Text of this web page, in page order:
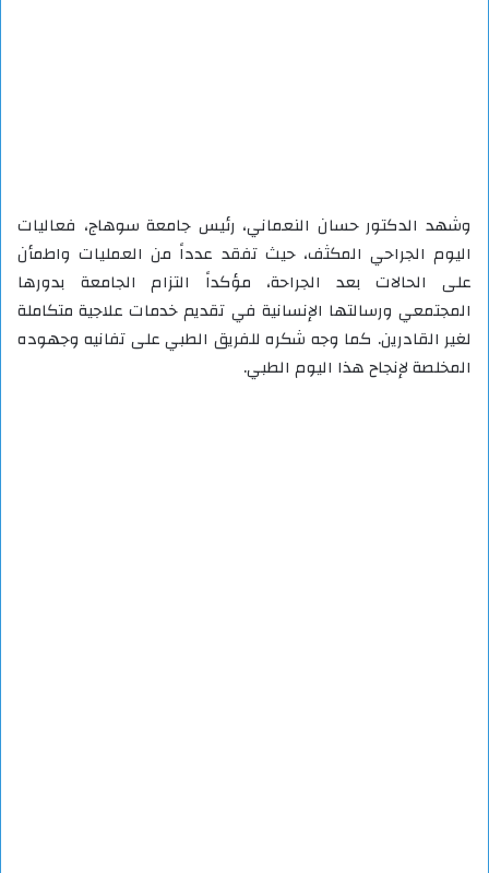
وشهد الدكتور حسان النعماني، رئيس جامعة سوهاج، فعاليات
اليوم الجراحي المكثف، حيث تفقد عدداً من العمليات واطمأن
على الحالات بعد الجراحة، مؤكداً التزام الجامعة بدورها
المجتمعي ورسالتها الإنسانية في تقديم خدمات علاجية متكاملة
لغير القادرين. كما وجه شكره للفريق الطبي على تفانيه وجهوده
المخلصة لإنجاح هذا اليوم الطبي.